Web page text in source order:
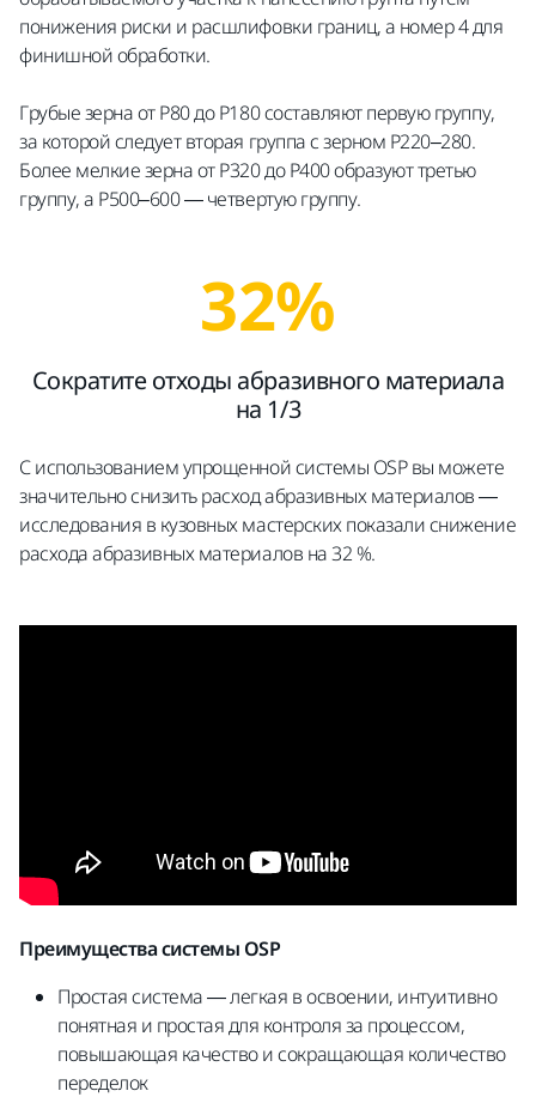
понижения риски и расшлифовки границ, а номер 4 для
финишной обработки.
Грубые зерна от P80 до P180 составляют первую группу,
за которой следует вторая группа с зерном P220–280.
Более мелкие зерна от P320 до P400 образуют третью
группу, а P500–600 — четвертую группу.
32%
Сократите отходы абразивного материала
на 1/3
С использованием упрощенной системы OSP вы можете
значительно снизить расход абразивных материалов —
исследования в кузовных мастерских показали снижение
расхода абразивных материалов на 32 %.
Преимущества системы OSP
Простая система — легкая в освоении, интуитивно
понятная и простая для контроля за процессом,
повышающая качество и сокращающая количество
переделок